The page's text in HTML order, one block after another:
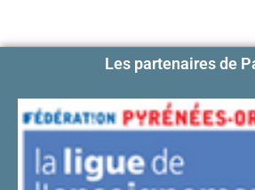
Les partenaires de